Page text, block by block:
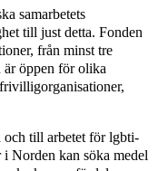
samarbetets
till just detta. Fonden
från minst tre
är öppen för olika
och till arbetet för lgbti-
Norden kan söka medel